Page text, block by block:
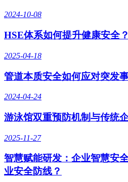
2024-10-08
HSE体系如何提升健康安全？
2025-04-18
管道本质安全如何应对突发
2024-04-24
游泳馆双重预防机制与传统
2025-11-27
智慧赋能研发：企业智慧安
业安全防线？